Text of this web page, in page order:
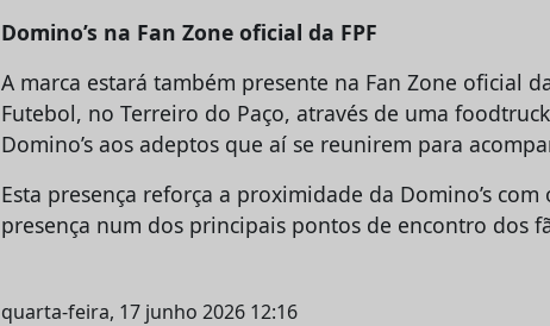
Domino’s na Fan Zone oficial da FPF
A marca estará também presente na Fan Zone oficial
Futebol, no Terreiro do Paço, através de uma
Domino’s aos adeptos que aí se reunirem para
Esta presença reforça a proximidade da Domino’s
presença num dos principais pontos de encontro dos
quarta-feira, 17 junho 2026 12:16